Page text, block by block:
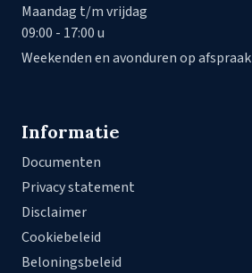
Maandag t/m vrijdag
09:00 - 17:00 u
Weekenden en avonduren op afspraak
Informatie
Documenten
Privacy statement
Disclaimer
Cookiebeleid
Beloningsbeleid